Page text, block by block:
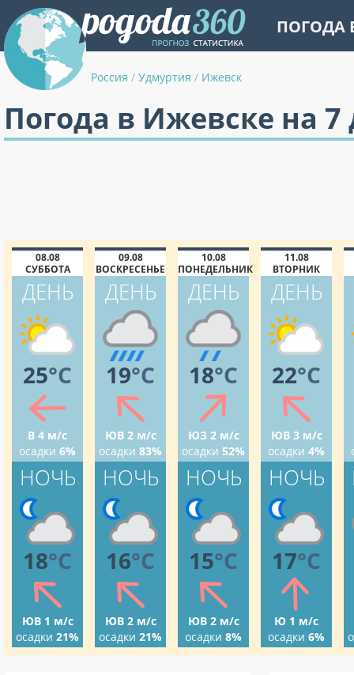
ПОГОДА
Россия / Удмуртия / Ижевск
Погода в Ижевске на 7
08.08
СУББОТА
ДЕНЬ
25°C
В 4 м/с
осадки 6%
НОЧЬ
18°C
ЮВ 1 м/с
осадки 21%
09.08
ВОСКРЕСЕНЬЕ
ДЕНЬ
19°C
ЮВ 2 м/с
осадки 83%
НОЧЬ
16°C
ЮВ 2 м/с
осадки 21%
10.08
ПОНЕДЕЛЬНИК
ДЕНЬ
18°C
ЮЗ 2 м/с
осадки 52%
НОЧЬ
15°C
ЮВ 2 м/с
осадки 8%
11.08
ВТОРНИК
ДЕНЬ
22°C
ЮВ 3 м/с
осадки 4%
НОЧЬ
17°C
Ю 1 м/с
осадки 6%